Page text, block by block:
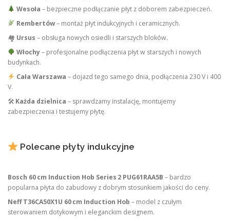
Wesoła – bezpieczne podłączanie płyt z doborem zabezpieczeń.
Rembertów– montaż płyt indukcyjnych i ceramicznych.
🏘 Ursus – obsługa nowych osiedli i starszych bloków.
Włochy– profesjonalne podłączenia płyt w starszych i nowych
budynkach.
Cała Warszawa – dojazd tego samego dnia, podłączenia 230 V i 400
V.
🛠 Każda dzielnica – sprawdzamy instalację, montujemy
zabezpieczenia i testujemy płytę.
Polecane płyty indukcyjne
Bosch 60 cm Induction Hob Series 2 PUG61RAA5B – bardzo
popularna płyta do zabudowy z dobrym stosunkiem jakości do ceny.
Neff T36CA50X1U 60 cm Induction Hob – model z czułym
sterowaniem dotykowym i eleganckim designem.